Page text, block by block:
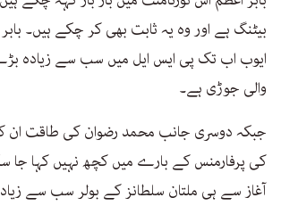
بیٹنگ ہے اور وہ یہ ثابت بھی کر چکے ہیں۔
ایوب اب تک پی ایس ایل میں سب سے زیادہ
والی جوڑی ہے۔
جبکہ دوسری جانب محمد رضوان کی طاقت ان
کی پرفارمنس کے بارے میں کچھ نہیں کہا جا
آغاز سے ہی ملتان سلطانز کے بولر سب سے